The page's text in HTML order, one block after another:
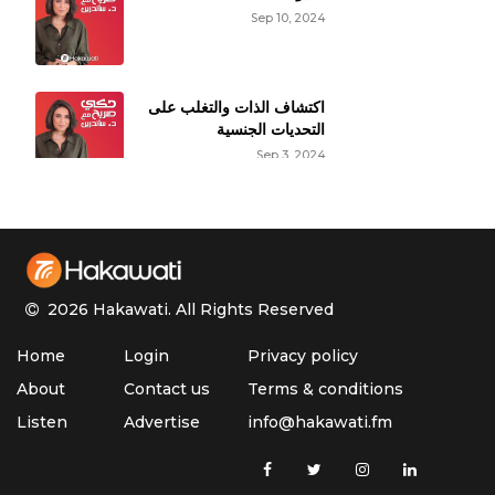
ممكن صفحة الدكتورة الضيف
Sep 10, 2024
اكتشاف الذات والتغلب على
التحديات الجنسية
Sep 3, 2024
الوظيفة الجنسية
Aug 20, 2024
2026 Hakawati. All Rights Reserved
Home
About
Listen
Login
Contact us
Advertise
Privacy policy
Terms & conditions
info@hakawati.fm